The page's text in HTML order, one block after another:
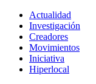
Actualidad
Investigación
Creadores
Movimientos
Iniciativa
Hiperlocal